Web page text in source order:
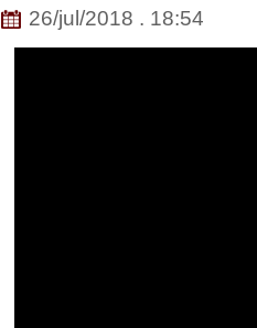
26/jul/2018 . 18:54